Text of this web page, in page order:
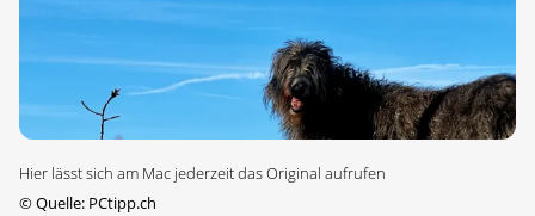
Hier lässt sich am Mac jederzeit das Original aufrufen
©Quelle: PCtipp.ch